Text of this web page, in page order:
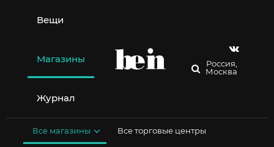
содержимому
Вещи
Магазины
Журнал
Россия,
Москва
Все магазины Все торговые центры